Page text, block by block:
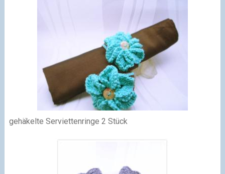
gehäkelte Serviettenringe 2 Stück